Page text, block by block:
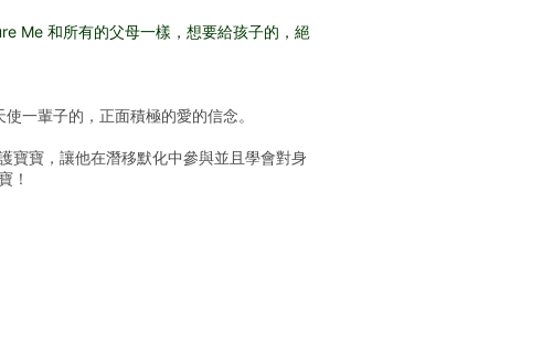
Me 和所有的父母一樣，想要給孩子的，絕
一輩子的，正面積極的愛的信念。
寶寶，讓他在潛移默化中參與並且學會對身
！